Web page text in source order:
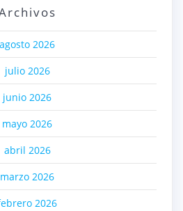
agosto 2026
julio 2026
junio 2026
mayo 2026
abril 2026
marzo 2026
2026